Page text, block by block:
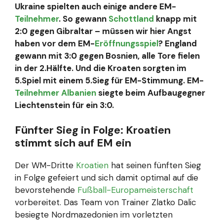
Ukraine spielten auch einige andere EM-
Teilnehmer. So gewann Schottland knapp mit
2:0 gegen Gibraltar – müssen wir hier Angst
haben vor dem EM-Eröffnungsspiel? England
gewann mit 3:0 gegen Bosnien, alle Tore fielen
in der 2.Hälfte. Und die Kroaten sorgten im
5.Spiel mit einem 5.Sieg für EM-Stimmung. EM-
TeilnehmerAlbaniensiegte beim Aufbaugegner
Liechtenstein für ein 3:0.
Fünfter Sieg in Folge: Kroatien
stimmt sich auf EM ein
Der WM-Dritte Kroatien hat seinen fünften Sieg
in Folge gefeiert und sich damit optimal auf die
bevorstehende Fußball-Europameisterschaft
vorbereitet. Das Team von Trainer Zlatko Dalic
besiegte Nordmazedonien im vorletzten